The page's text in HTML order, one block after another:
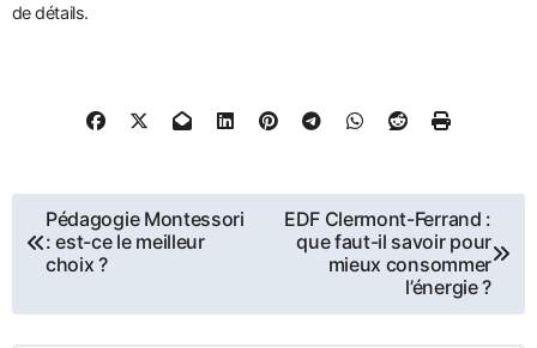
de détails.
Navigation
de
l’article
Pédagogie Montessori
: est-ce le meilleur
choix ?
EDF Clermont-Ferrand :
que faut-il savoir pour
mieux consommer
l’énergie ?